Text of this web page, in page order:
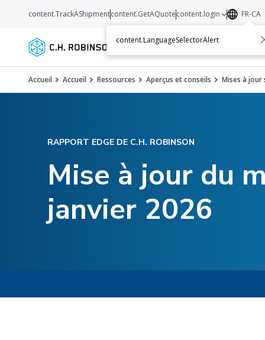
Services Transporteurs
content.TrackAShipmentcontent.GetAQuotecontent.login FR-CA
content.LanguageSelectorAlert
Accueil Accueil Ressources Aperçus et conseils Mises à
RAPPORT EDGE DE C.H. ROBINSON
Mise à jour du
janvier 2026